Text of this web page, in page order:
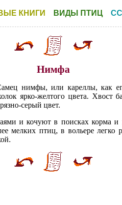
КНИГИ ВИДЫ ПТИЦ
Нимфа
нимфы, или кареллы, как
ярко-желтого цвета. Хвост
серый цвет.
и кочуют в поисках корма
мелких птиц, в вольере легко